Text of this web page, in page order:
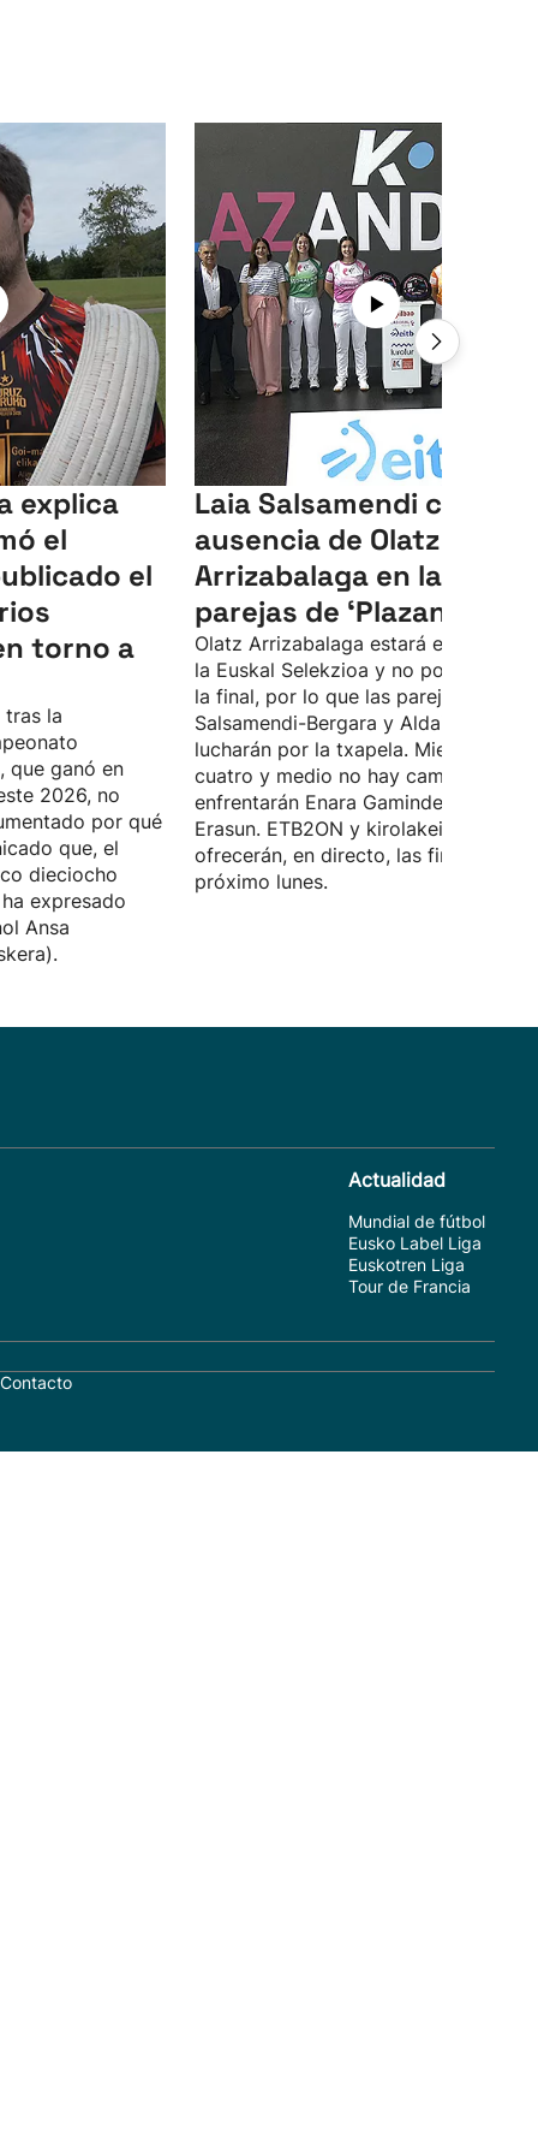
explica
el
el
torno a
tras la
que ganó en
2026, no
por qué
que, el
dieciocho
expresado
Ansa
Laia Salsamendi cubrirá
ausencia de Olatz
Arrizabalaga en la final
parejas de ‘Plazandreak'
Olatz Arrizabalaga estará en Chile
la Euskal Selekzioa y no podrá
la final, por lo que las parejas
Salsamendi-Bergara y Aldai-Arrillaga
lucharán por la txapela. Mientras, en
cuatro y medio no hay cambios, se
enfrentarán Enara Gaminde e Itxaso
Erasun. ETB2ON y kirolakeitb.eus
ofrecerán, en directo, las finales el
próximo lunes.
Actualidad
Mundial de fútbol
Eusko Label Liga
Euskotren Liga
Tour de Francia
Contacto